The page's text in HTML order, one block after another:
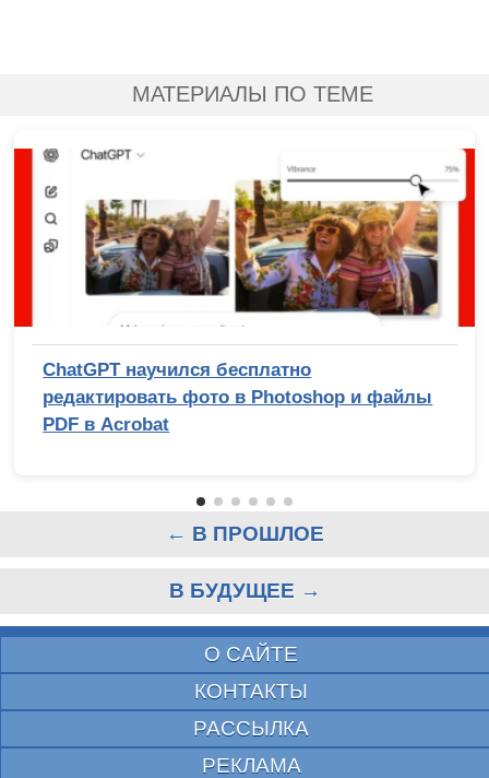
МАТЕРИАЛЫ ПО ТЕМЕ
ChatGPT научился бесплатно
редактировать фото в Photoshop и файлы
PDF в Acrobat
← В ПРОШЛОЕ
В БУДУЩЕЕ →
О САЙТЕ
КОНТАКТЫ
РАССЫЛКА
РЕКЛАМА